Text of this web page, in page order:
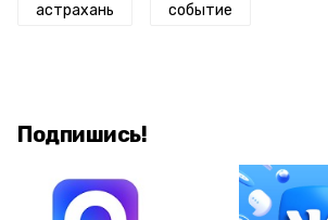
астрахань событие
Подпишись!